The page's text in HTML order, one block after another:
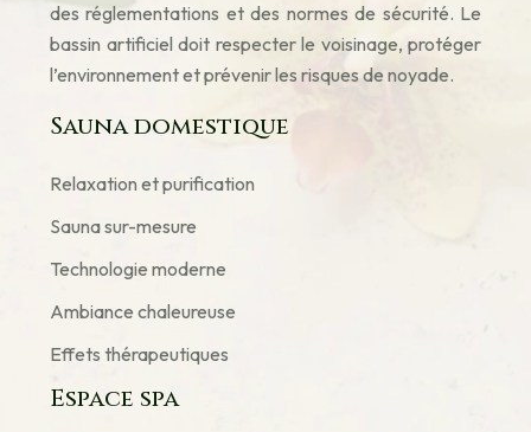
des réglementations et des normes de sécurité. Le
bassin artificiel doit respecter le voisinage, protéger
l’environnement et prévenir les risques de noyade.
Sauna domestique
Relaxation et purification
Sauna sur-mesure
Technologie moderne
Ambiance chaleureuse
Effets thérapeutiques
Espace spa